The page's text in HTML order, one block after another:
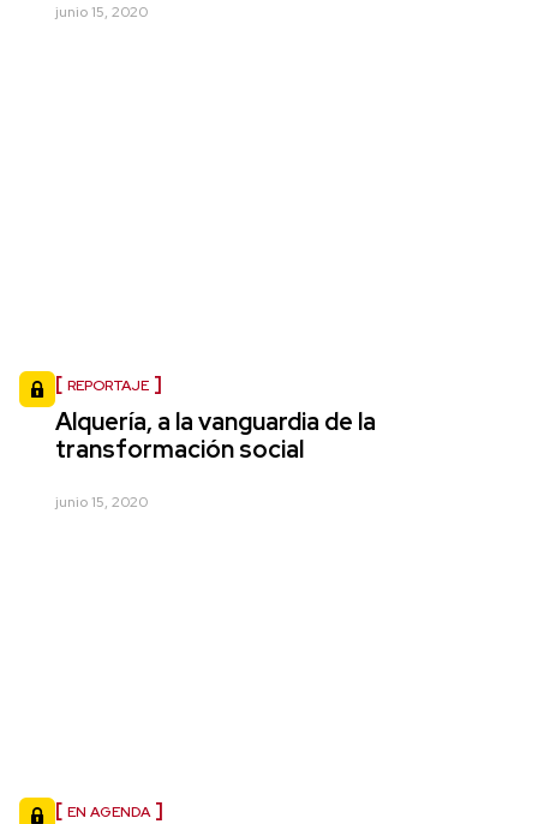
junio 15, 2020
REPORTAJE
Alquería, a la vanguardia de la
transformación social
junio 15, 2020
EN AGENDA